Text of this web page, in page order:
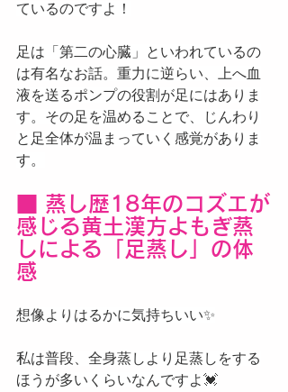
ているのですよ！
足は「第二の心臓」といわれているの
は有名なお話。重力に逆らい、上へ血
液を送るポンプの役割が足にはありま
す。その足を温めることで、じんわり
と足全体が温まっていく感覚がありま
す。
■ 蒸し歴18年のコズエが
感じる黄土漢方よもぎ蒸
しによる「足蒸し」の体
感
想像よりはるかに気持ちいい✨
私は普段、全身蒸しより足蒸しをする
ほうが多いくらいなんですよ💓